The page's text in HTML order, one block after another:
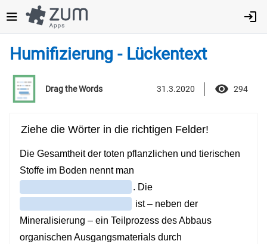
zum
Inhalt
Humifizierung - Lückentext
Drag the Words 31.3.2020 294